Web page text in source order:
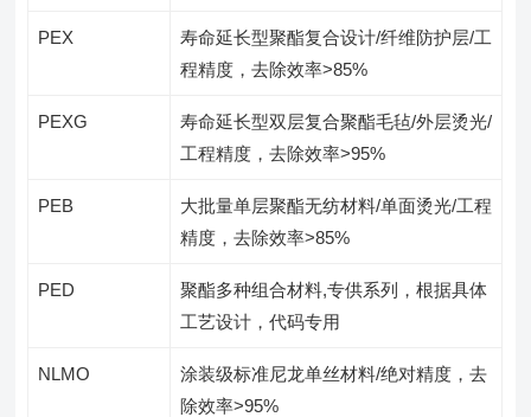
PEX
寿命延长型聚酯复合设计/纤维防护层/工
程精度，去除效率>85%
PEXG
寿命延长型双层复合聚酯毛毡/外层烫光/
工程精度，去除效率>95%
PEB
大批量单层聚酯无纺材料/单面烫光/工程
精度，去除效率>85%
PED
聚酯多种组合材料,专供系列，根据具体
工艺设计，代码专用
NLMO
涂装级标准尼龙单丝材料/绝对精度，去
除效率>95%